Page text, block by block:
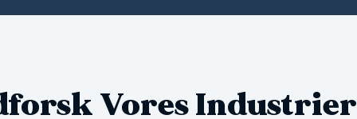
Vores